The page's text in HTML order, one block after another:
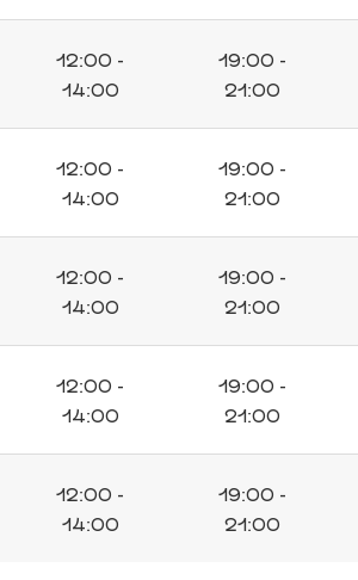
12:00 -
14:00
19:00 -
21:00
12:00 -
14:00
19:00 -
21:00
12:00 -
14:00
19:00 -
21:00
12:00 -
14:00
19:00 -
21:00
12:00 -
14:00
19:00 -
21:00